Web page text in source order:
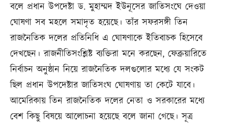
বলে প্রধান উপদেষ্টা ড. মুহাম্মদ ইউনূসের জাতিসংঘে দেওয়া
ঘোষণা সব মহলে সমাদৃত হয়েছে। তাঁর সফরসঙ্গী তিন
রাজনৈতিক দলের প্রতিনিধি এ ঘোষণাকে ইতিবাচক হিসেবে
দেখছেন। রাজনীতিসংশ্লিষ্ট ব্যক্তিরা মনে করছেন, ফেব্রুয়ারিতে
নির্বাচন অনুষ্ঠান নিয়ে রাজনৈতিক দলগুলোর মধ্যে যে সংকট
ছিল প্রধান উপদেষ্টার জাতিসংঘ ঘোষণায় তা কেটে যাবে।
আমেরিকায় তিন রাজনৈতিক দলের নেতা ও সরকারের মধ্যে
বেশ কিছু বিষয়ে আলোচনা হয়েছে বলে জানা গেছে। সূত্র